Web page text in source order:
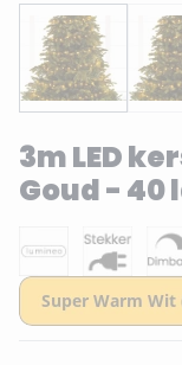
3m LED
Goud - 40